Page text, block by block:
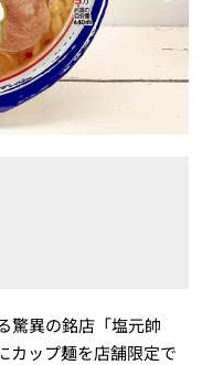
驚異の銘店「塩元帥
カップ麺を店舗限定で